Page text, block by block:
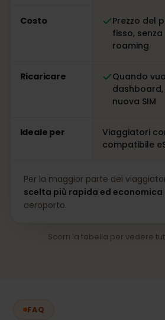
Costo
Prezzo del
fisso,
roaming
Ricaricare
Quando
dashboard,
nuova SIM
Ideale per
Viaggiatori
compatibile
Per la maggior parte dei
scelta più rapida ed economica
aeroporto.
Scorri la tabella per vedere
FAQ